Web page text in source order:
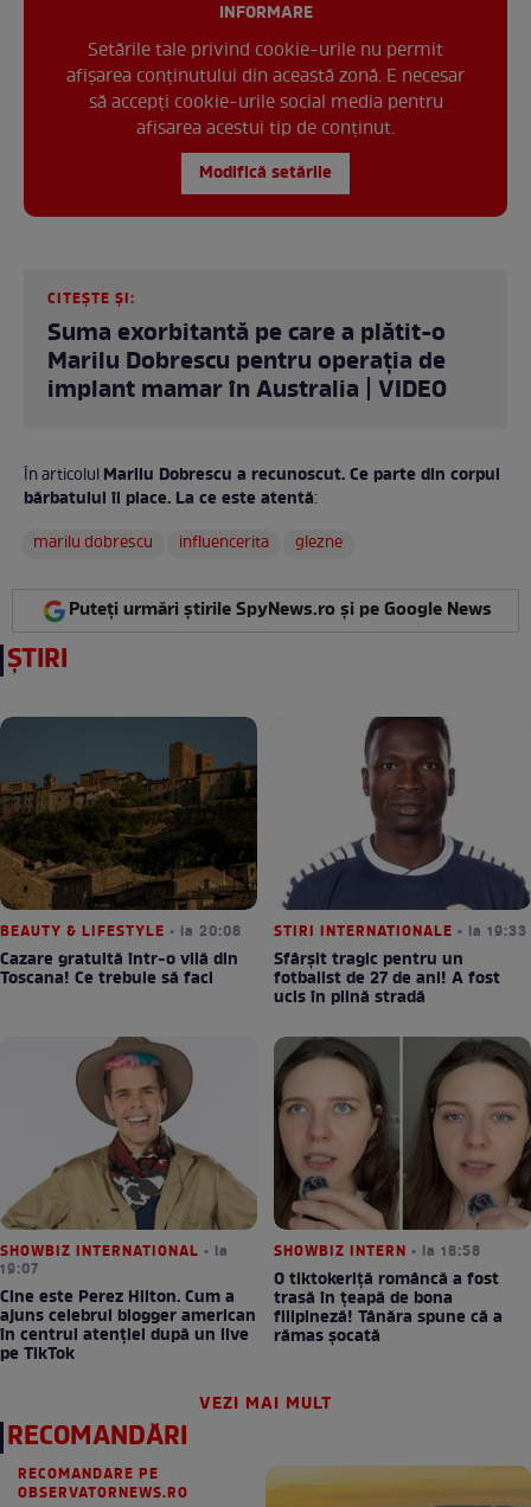
INFORMARE
Setările tale privind cookie-urile nu permit
afișarea conținutului din această zonă. E necesar
să accepți cookie-urile social media pentru
afisarea acestui tip de conținut.
Modifică setările
CITEȘTE ȘI:
Suma exorbitantă pe care a plătit-o
Marilu Dobrescu pentru operația de
implant mamar în Australia | VIDEO
În articolulMarilu Dobrescu a recunoscut. Ce parte din corpul
bărbatului îi place. La ce este atentă:
marilu dobrescu
influencerita glezne
Puteți urmări știrile SpyNews.ro și pe Google News
ȘTIRI
BEAUTY & LIFESTYLE • la 20:08
Cazare gratuită într-o vilă din
Toscana! Ce trebuie să faci
STIRI INTERNATIONALE • la 19:33
Sfârșit tragic pentru un
fotbalist de 27 de ani! A fost
ucis în plină stradă
SHOWBIZ INTERNATIONAL • la
19:07
Cine este Perez Hilton. Cum a
ajuns celebrul blogger american
în centrul atenției după un live
pe TikTok
SHOWBIZ INTERN • la 18:58
O tiktokeriță româncă a fost
trasă în țeapă de bona
filipineză! Tânăra spune că a
rămas șocată
VEZI MAI MULT
RECOMANDĂRI
RECOMANDARE PE
OBSERVATORNEWS.RO